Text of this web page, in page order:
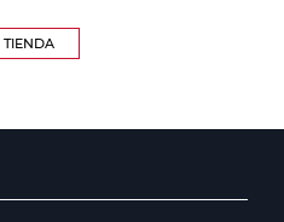
TIENDA